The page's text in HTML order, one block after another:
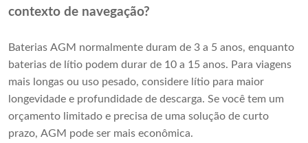
contexto de navegação?
Baterias AGM normalmente duram de 3 a 5 anos, enquanto
baterias de lítio podem durar de 10 a 15 anos. Para viagens
mais longas ou uso pesado, considere lítio para maior
longevidade e profundidade de descarga. Se você tem um
orçamento limitado e precisa de uma solução de curto
prazo, AGM pode ser mais econômica.